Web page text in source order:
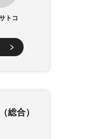
トコ
総合）